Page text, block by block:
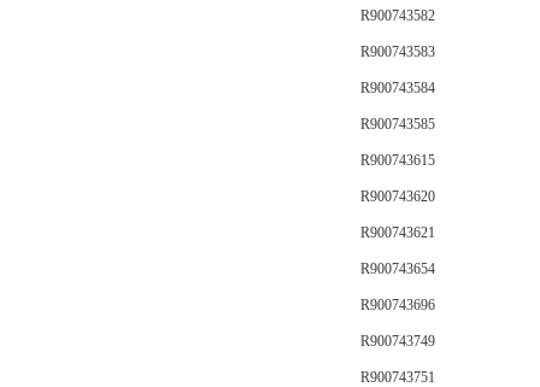
R900743582
R900743583
R900743584
R900743585
R900743615
R900743620
R900743621
R900743654
R900743696
R900743749
R900743751